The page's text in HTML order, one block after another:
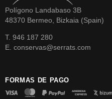
Polígono Landabaso 3B
48370 Bermeo, Bizkaia (Spain)
T. 946 187 280
E. conservas@serrats.com
FORMAS DE PAGO